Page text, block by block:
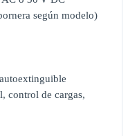
según modelo)
control de cargas,